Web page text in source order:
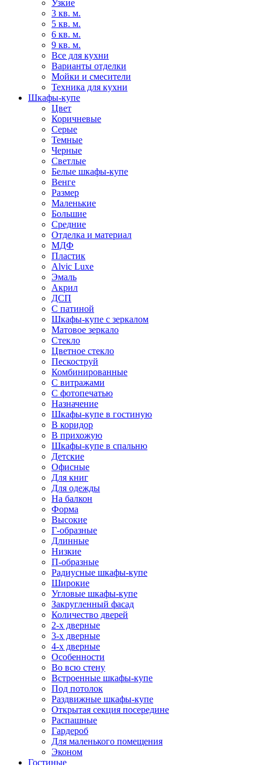
Узкие
3 кв. м.
5 кв. м.
6 кв. м.
9 кв. м.
Все для кухни
Варианты отделки
Мойки и смесители
Техника для кухни
Шкафы-купе
Цвет
Коричневые
Серые
Темные
Черные
Светлые
Белые шкафы-купе
Венге
Размер
Маленькие
Большие
Средние
Отделка и материал
МДФ
Пластик
Alvic Luxe
Эмаль
Акрил
ДСП
С патиной
Шкафы-купе с зеркалом
Матовое зеркало
Стекло
Цветное стекло
Пескоструй
Комбинированные
С витражами
С фотопечатью
Назначение
Шкафы-купе в гостиную
В коридор
В прихожую
Шкафы-купе в спальню
Детские
Офисные
Для книг
Для одежды
На балкон
Форма
Высокие
Г-образные
Длинные
Низкие
П-образные
Радиусные шкафы-купе
Широкие
Угловые шкафы-купе
Закругленный фасад
Количество дверей
2-х дверные
3-х дверные
4-х дверные
Особенности
Во всю стену
Встроенные шкафы-купе
Под потолок
Раздвижные шкафы-купе
Открытая секция посередине
Распашные
Гардероб
Для маленького помещения
Эконом
Гостиные